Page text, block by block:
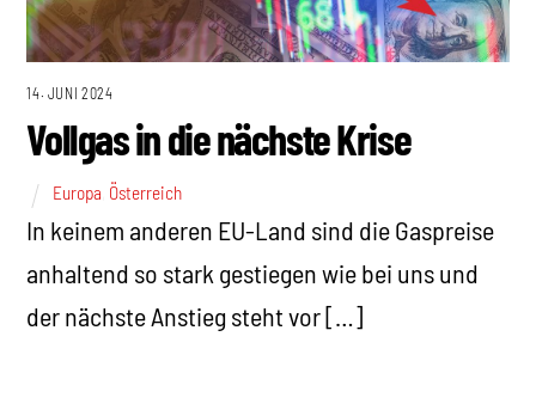
14. JUNI 2024
Vollgas in die nächste Krise
Europa Österreich
In keinem anderen EU-Land sind die Gaspreise
anhaltend so stark gestiegen wie bei uns und
der nächste Anstieg steht vor […]